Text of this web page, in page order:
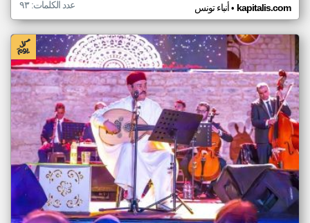
أنباء تونس• kapitalis.com عدد الكلمات: ٩٣